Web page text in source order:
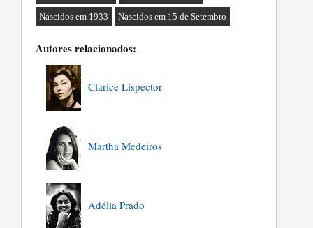
Nascidos em 1933 Nascidos em 15 de Setembro
Autores relacionados:
Clarice Lispector
Martha Medeiros
Adélia Prado